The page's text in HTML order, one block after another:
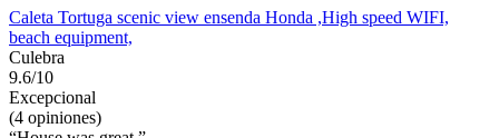
Caleta Tortuga scenic view ensenda Honda ,High speed WIFI,
beach equipment,
Culebra
9.6/10
Excepcional
(4 opiniones)